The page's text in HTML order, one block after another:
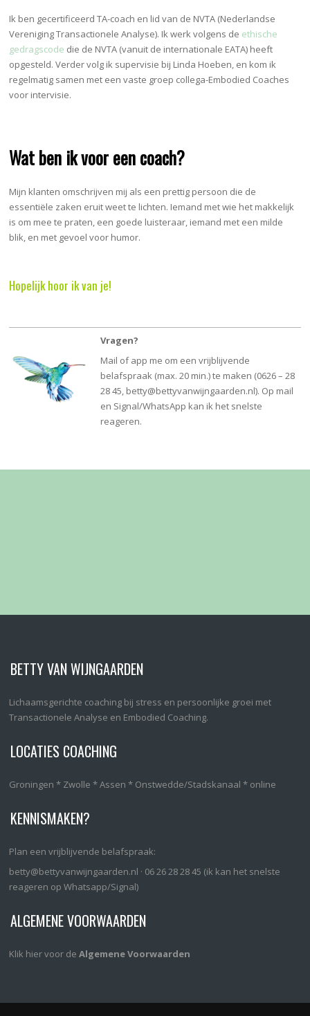
Ik ben gecertificeerd TA-coach en lid van de NVTA (Nederlandse
Vereniging Transactionele Analyse). Ik werk volgens de ethische
gedragscode die de NVTA (vanuit de internationale EATA) heeft
opgesteld. Verder volg ik supervisie bij Linda Hoeben, en kom ik
regelmatig samen met een vaste groep collega-Embodied Coaches
voor intervisie.
Wat ben ik voor een coach?
Mijn klanten omschrijven mij als een prettig persoon die de
essentiële zaken eruit weet te lichten. Iemand met wie het makkelijk
is om mee te praten, een goede luisteraar, iemand met een milde
blik, en met gevoel voor humor.
Hopelijk hoor ik van je!
Vragen?
Mail of app me om een vrijblijvende
belafspraak (max. 20 min.) te maken (0626 – 28
28 45, betty@bettyvanwijngaarden.nl). Op mail
en Signal/WhatsApp kan ik het snelste
reageren.
BETTY VAN WIJNGAARDEN
Lichaamsgerichte coaching bij stress en persoonlijke groei met
Transactionele Analyse en Embodied Coaching.
LOCATIES COACHING
Groningen * Zwolle * Assen * Onstwedde/Stadskanaal * online
KENNISMAKEN?
Plan een vrijblijvende belafspraak:
betty@bettyvanwijngaarden.nl · 06 26 28 28 45 (ik kan het snelste
reageren op Whatsapp/Signal)
ALGEMENE VOORWAARDEN
Klik hier voor deAlgemene Voorwaarden